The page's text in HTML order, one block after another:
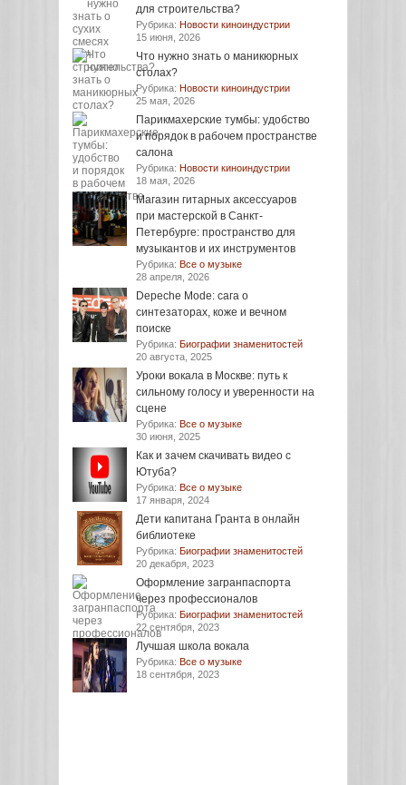
для строительства?
Рубрика: Новости киноиндустрии
15 июня, 2026
Что нужно знать о маникюрных
столах?
Рубрика: Новости киноиндустрии
25 мая, 2026
Парикмахерские тумбы: удобство
и порядок в рабочем пространстве
салона
Рубрика: Новости киноиндустрии
18 мая, 2026
Магазин гитарных аксессуаров
при мастерской в Санкт-
Петербурге: пространство для
музыкантов и их инструментов
Рубрика: Все о музыке
28 апреля, 2026
Depeche Mode: сага о
синтезаторах, коже и вечном
поиске
Рубрика: Биографии знаменитостей
20 августа, 2025
Уроки вокала в Москве: путь к
сильному голосу и уверенности на
сцене
Рубрика: Все о музыке
30 июня, 2025
Как и зачем скачивать видео с
Ютуба?
Рубрика: Все о музыке
17 января, 2024
Дети капитана Гранта в онлайн
библиотеке
Рубрика: Биографии знаменитостей
20 декабря, 2023
Оформление загранпаспорта
через профессионалов
Рубрика: Биографии знаменитостей
22 сентября, 2023
Лучшая школа вокала
Рубрика: Все о музыке
18 сентября, 2023